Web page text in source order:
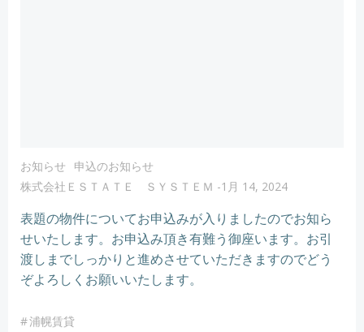
お知らせ
申込のお知らせ
株式会社ＥＳＴＡＴＥ ＳＹＳＴＥＭ -1月 14, 2024
表題の物件についてお申込みが入りましたのでお知ら
せいたします。お申込み頂き有難う御座います。お引
渡しまでしっかりと進めさせていただきますのでどう
ぞよろしくお願いいたします。
#浦幌賃貸